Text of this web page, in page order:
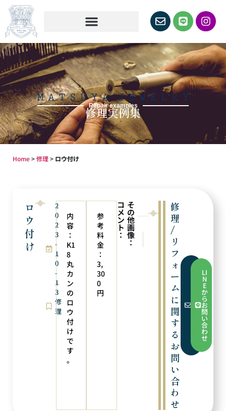
Repair examples
修理実例集
Home>修理> ロウ付け
ロ
ウ
付
け
2
0
2
3
-
1
0
-
1
3
修
理
内
容
：
K1
8
丸
カ
ン
の
ロ
ウ
付
け
で
す
。
参
考
料
金
：
3,
30
0
円
コ
メ
ン
ト
：
そ
の
他
画
像
：
修
理
/
リ
フ
ォ
ー
ム
に
関
す
る
お
問
い
合
わ
せ
フ
ら
お
せ
LI
N
E
か
ら
お
問
い
合
わ
せ